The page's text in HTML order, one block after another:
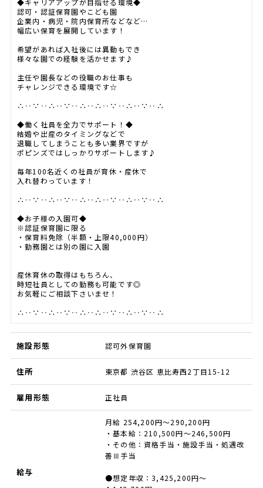
◆キャリアアップが目指せる環境◆
認可・認証保育園やこども園
企業内・病児・院内保育所などなど…
幅広い保育を展開しています！
希望があれば入社後には異動もでき
様々な園での経験を活かせます♪
主任や園長などの役職のお仕事も
チャレンジできる環境です☆
∴‥∵‥∴‥∵‥∴‥∴‥∵‥∴‥∵‥∴
◆働く社員を全力でサポート！◆
結婚や出産のタイミングなどで
退職してしまうことも多い業界ですが
ポピンズではしっかりサポートします♪
毎年100名近くの社員が育休・産休で
入れ替わっています！
∴‥∵‥∴‥∵‥∴‥∴‥∵‥∴‥∵‥∴
◆お子様の入園可◆
※認証保育園に限る
・保育料免除（半額・上限40,000円）
・勤務園とは別の園に入園
産休育休の取得はもちろん、
時短社員としての勤務も可能です◎
お気軽にご相談下さいませ！
∴‥∵‥∴‥∵‥∴‥∴‥∵‥∴‥∵‥∴
施設形態 認可外保育園
住所 東京都 渋谷区 恵比寿西2丁目15-12
雇用形態 正社員
給与
月給 254,200円～290,200円
・基本給：210,500円～246,500円
・その他：資格手当・施設手当・処遇改
善Ⅲ手当
●想定年収：3,425,200円～